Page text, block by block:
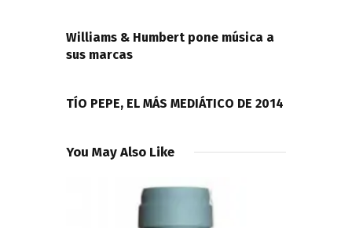
entradas
Williams & Humbert pone música a
sus marcas
TÍO PEPE, EL MÁS MEDIÁTICO DE 2014
You May Also Like